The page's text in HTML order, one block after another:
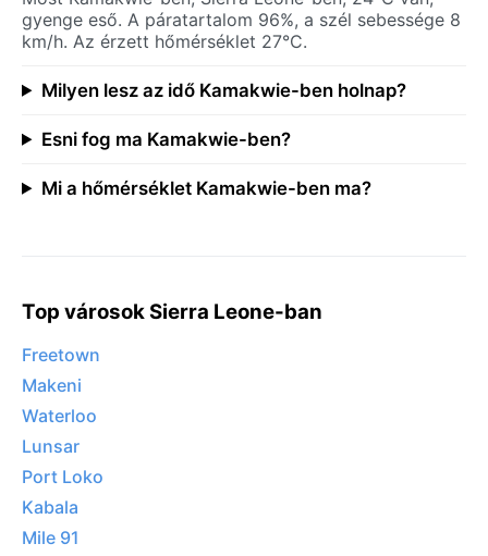
gyenge eső. A páratartalom 96%, a szél sebessége 8
km/h. Az érzett hőmérséklet 27°C.
Milyen lesz az idő Kamakwie-ben holnap?
Esni fog ma Kamakwie-ben?
Mi a hőmérséklet Kamakwie-ben ma?
Top városok Sierra Leone-ban
Freetown
Makeni
Waterloo
Lunsar
Port Loko
Kabala
Mile 91